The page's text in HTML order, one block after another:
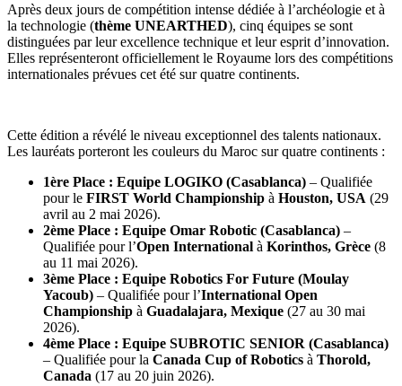
Après deux jours de compétition intense dédiée à l’archéologie et à
la technologie (thème UNEARTHED), cinq équipes se sont
distinguées par leur excellence technique et leur esprit d’innovation.
Elles représenteront officiellement le Royaume lors des compétitions
internationales prévues cet été sur quatre continents.
Cette édition a révélé le niveau exceptionnel des talents nationaux.
Les lauréats porteront les couleurs du Maroc sur quatre continents :
1ère Place : Equipe LOGIKO (Casablanca) – Qualifiée
pour le FIRST World Championship à Houston, USA (29
avril au 2 mai 2026).
2ème Place : Equipe Omar Robotic (Casablanca) –
Qualifiée pour l’Open International à Korinthos, Grèce (8
au 11 mai 2026).
3ème Place : Equipe Robotics For Future (Moulay
Yacoub) – Qualifiée pour l’International Open
Championship à Guadalajara, Mexique (27 au 30 mai
2026).
4ème Place : Equipe SUBROTIC SENIOR (Casablanca)
– Qualifiée pour la Canada Cup of Robotics à Thorold,
Canada (17 au 20 juin 2026).